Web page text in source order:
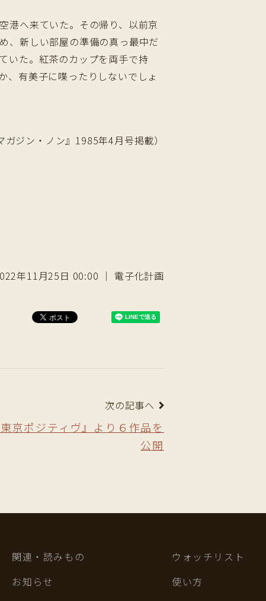
港へ来ていた。その帰り、以前京
、新しい部屋の準備の真っ最中だ
いた。紅茶のカップを両手で持
、有美子に喋ったりしないでしょ
ガジン・ノン』1985年4月号掲載）
年11月25日 00:00 ｜ 電子化計画
次の記事へ
京ポジティヴ』より６作品を
公開
関連・読みもの
お知らせ
ウォッチリスト
使い方